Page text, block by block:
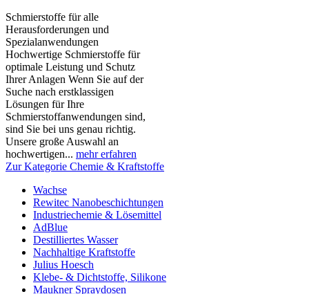
Schmierstoffe für alle
Herausforderungen und
Spezialanwendungen
Hochwertige Schmierstoffe für
optimale Leistung und Schutz
Ihrer Anlagen Wenn Sie auf der
Suche nach erstklassigen
Lösungen für Ihre
Schmierstoffanwendungen sind,
sind Sie bei uns genau richtig.
Unsere große Auswahl an
hochwertigen... mehr erfahren
Zur Kategorie Chemie & Kraftstoffe
Wachse
Rewitec Nanobeschichtungen
Industriechemie & Lösemittel
AdBlue
Destilliertes Wasser
Nachhaltige Kraftstoffe
Julius Hoesch
Klebe- & Dichtstoffe, Silikone
Maukner Spraydosen